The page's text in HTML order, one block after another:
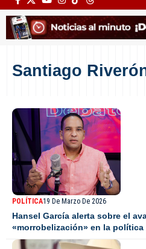
Santiago
POLÍTICA19 De Marzo De 2026
Hansel García alerta sobre el
«morrobelización» en la